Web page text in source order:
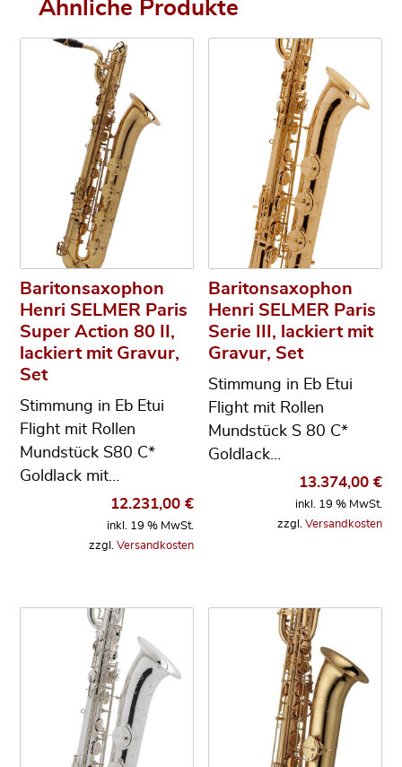
Ähnliche Produkte
Baritonsaxophon
Henri SELMER Paris
Super Action 80 II,
lackiert mit Gravur,
Set
Stimmung in Eb Etui
Flight mit Rollen
Mundstück S80 C*
Goldlack mit…
12.231,00 €
inkl. 19 % MwSt.
zzgl. Versandkosten
Baritonsaxophon
Henri SELMER Paris
Serie III, lackiert mit
Gravur, Set
Stimmung in Eb Etui
Flight mit Rollen
Mundstück S 80 C*
Goldlack…
13.374,00 €
inkl. 19 % MwSt.
zzgl. Versandkosten